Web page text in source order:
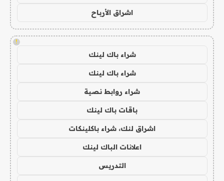
اشراق الأرباح
!
شراء باك لينك
شراء باك لينك
شراء روابط نصية
باقات باك لينك
اشراق لنك، شراء باكلينكات
اعلانات الباك لينك
التدريس